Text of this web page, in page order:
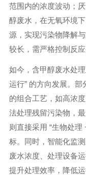
范围内的浓度波动；
醇废水，在无氧环境
源，实现污染物降解
较长，需严格控制反应
如今，含甲醇废水处
运行” 的方向发展。部
的组合工艺，如高浓
法处理残留污染物，
则直接采用 “生物处
标。同时，智能化监
废水浓度、处理设备
提升处理效率，降低运